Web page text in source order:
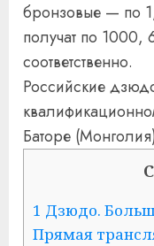
бронзовые — по
получат по
соответственно.
Российские
Баторе
1 Дзюдо.
Прямая